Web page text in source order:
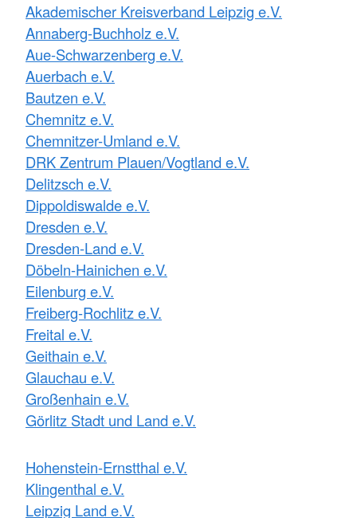
Akademischer Kreisverband Leipzig e.V.
Annaberg-Buchholz e.V.
Aue-Schwarzenberg e.V.
Auerbach e.V.
Bautzen e.V.
Chemnitz e.V.
Chemnitzer-Umland e.V.
DRK Zentrum Plauen/Vogtland e.V.
Delitzsch e.V.
Dippoldiswalde e.V.
Dresden e.V.
Dresden-Land e.V.
Döbeln-Hainichen e.V.
Eilenburg e.V.
Freiberg-Rochlitz e.V.
Freital e.V.
Geithain e.V.
Glauchau e.V.
Großenhain e.V.
Görlitz Stadt und Land e.V.
Hohenstein-Ernstthal e.V.
Klingenthal e.V.
Leipzig Land e.V.